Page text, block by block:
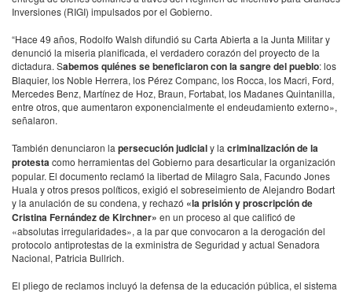
Inversiones (RIGI) impulsados por el Gobierno.
“Hace 49 años, Rodolfo Walsh difundió su Carta Abierta a la Junta Militar y
denunció la miseria planificada, el verdadero corazón del proyecto de la
dictadura. Sabemos quiénes se beneficiaron con la sangre del pueblo: los
Blaquier, los Noble Herrera, los Pérez Companc, los Rocca, los Macri, Ford,
Mercedes Benz, Martínez de Hoz, Braun, Fortabat, los Madanes Quintanilla,
entre otros, que aumentaron exponencialmente el endeudamiento externo»,
señalaron.
También denunciaron la persecución judicialy la criminalización de la
protestacomo herramientas del Gobierno para desarticular la organización
popular. El documento reclamó la libertad de Milagro Sala, Facundo Jones
Huala y otros presos políticos, exigió el sobreseimiento de Alejandro Bodart
y la anulación de su condena, y rechazó «la prisión y proscripción de
Cristina Fernández de Kirchner» en un proceso al que calificó de
«absolutas irregularidades», a la par que convocaron a la derogación del
protocolo antiprotestas de la exministra de Seguridad y actual Senadora
Nacional, Patricia Bullrich.
El pliego de reclamos incluyó la defensa de la educación pública, el sistema